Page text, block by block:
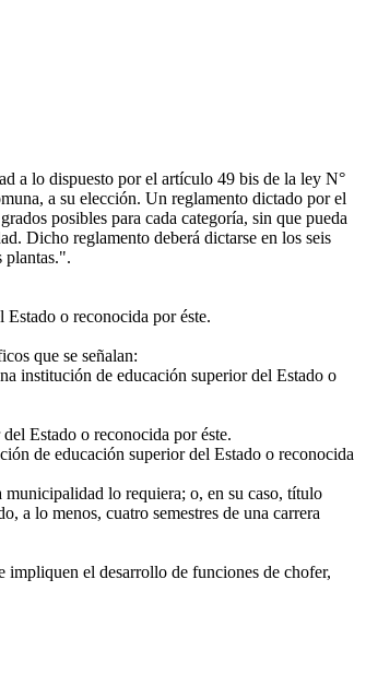
a lo dispuesto por el artículo 49 bis de la ley N°
a su elección. Un reglamento dictado por el
posibles para cada categoría, sin que pueda
Dicho reglamento deberá dictarse en los seis
plantas.".
o reconocida por éste.
que se señalan:
institución de educación superior del Estado o
Estado o reconocida por éste.
de educación superior del Estado o reconocida
lo requiera; o, en su caso, título
a lo menos, cuatro semestres de una carrera
impliquen el desarrollo de funciones de chofer,